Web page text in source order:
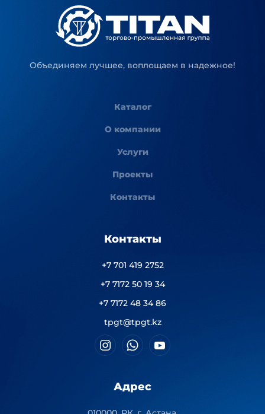
Объединяем лучшее, воплощаем в надежное!
Каталог
О компании
Услуги
Проекты
Контакты
Контакты
+7 701 419 2752
+7 7172 50 19 34
+7 7172 48 34 86
tpgt@tpgt.kz
Адрес